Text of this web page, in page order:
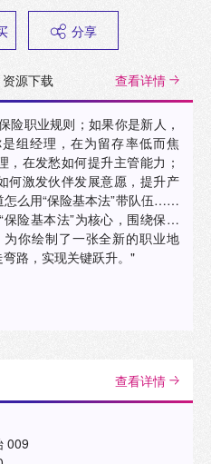
分享
资源下载 查看详情
险职业规则；如果你是新人，
组经理，在为留存率低而焦
在发愁如何提升主管能力；
何激发伙伴发展意愿，提升产
怎么用“保险基本法”带队伍……
为你绘制了一张全新的职业地
路，实现关键跃升。"
查看详情
009